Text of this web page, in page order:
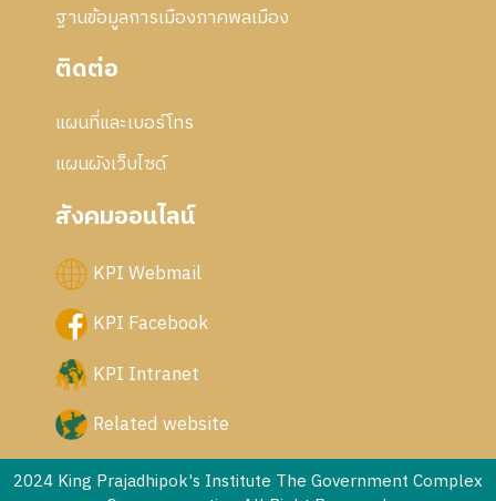
ฐานข้อมูลการเมืองภาคพลเมือง
ติดต่อ
แผนที่และเบอร์โทร
แผนผังเว็บไซด์
สังคมออนไลน์
KPI Webmail
KPI Facebook
KPI Intranet
Related website
2024 King Prajadhipok's Institute The Government Complex